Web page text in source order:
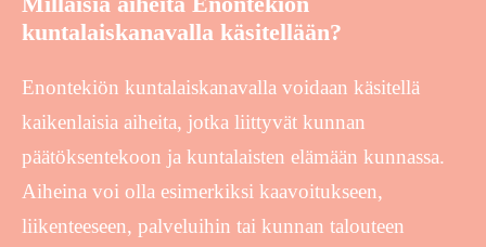
kuntalaiskanavalla käsitellään?
Enontekiön kuntalaiskanavalla voidaan käsitellä
kaikenlaisia aiheita, jotka liittyvät kunnan
päätöksentekoon ja kuntalaisten elämään kunnassa.
Aiheina voi olla esimerkiksi kaavoitukseen,
liikenteeseen, palveluihin tai kunnan talouteen